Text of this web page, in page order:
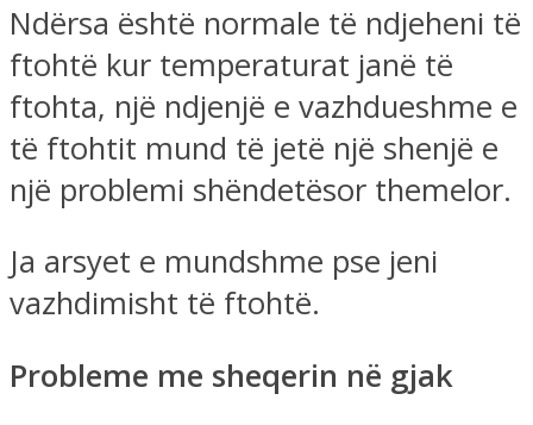
Ndërsa është normale të ndjeheni të
ftohtë kur temperaturat janë të
ftohta, një ndjenjë e vazhdueshme e
të ftohtit mund të jetë një shenjë e
një problemi shëndetësor themelor.
Ja arsyet e mundshme pse jeni
vazhdimisht të ftohtë.
Probleme me sheqerin në gjak